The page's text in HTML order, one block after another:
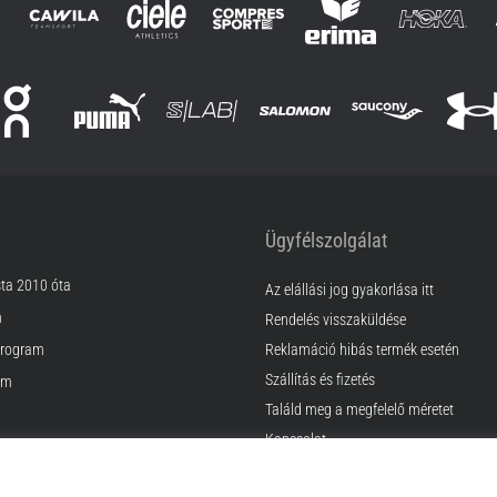
2010 óta
Ügyfélszolgálat
Az elállási jog gyakorlása itt
Rendelés visszaküldése
Reklamáció hibás termék esetén
Szállítás és fizetés
Találd meg a megfelelő méretet
Kapcsolat